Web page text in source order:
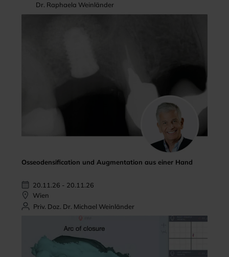
Dr. Raphaela Weinländer
Osseodensification und Augmentation aus einer Hand
20.11.26 - 20.11.26
Wien
Priv. Doz. Dr. Michael Weinländer